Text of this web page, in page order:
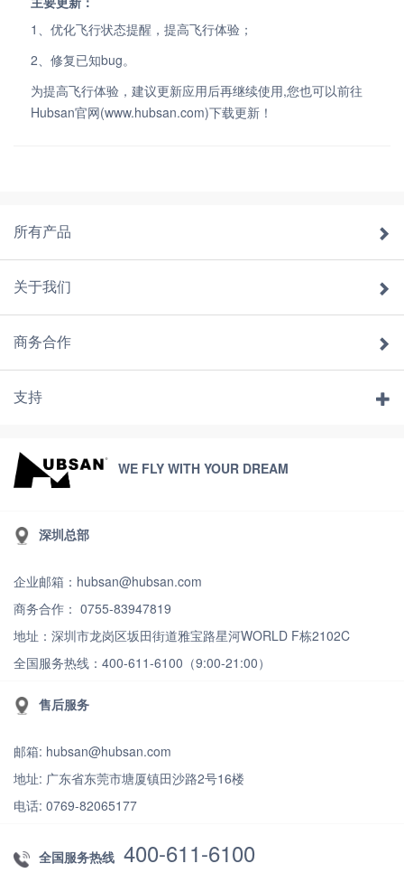
1、优化飞行状态提醒，提高飞行体验；
2、修复已知bug。
为提高飞行体验，建议更新应用后再继续使用,您也可以前往
Hubsan官网(www.hubsan.com)下载更新！
所有产品
关于我们
商务合作
支持
WE FLY WITH YOUR DREAM
深圳总部
企业邮箱：hubsan@hubsan.com
商务合作： 0755-83947819
地址：深圳市龙岗区坂田街道雅宝路星河WORLD F栋2102C
全国服务热线：400-611-6100（9:00-21:00）
售后服务
邮箱: hubsan@hubsan.com
地址: 广东省东莞市塘厦镇田沙路2号16楼
电话: 0769-82065177
全国服务热线 400-611-6100